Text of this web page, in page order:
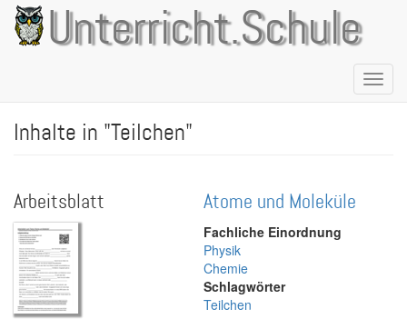
Direkt
zum
Inhalt
Unterricht.Schule
Inhalte in "Teilchen"
Arbeitsblatt Atome und Moleküle
Fachliche Einordnung
Physik
Chemie
Schlagwörter
Teilchen